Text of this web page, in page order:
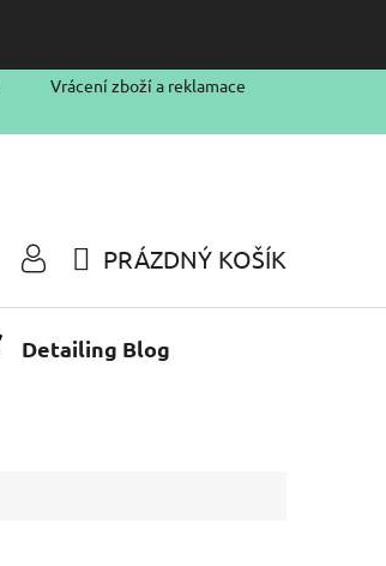
Vrácení zboží a reklamace
KOŠÍK
PRÁZDNÝ KOŠÍK
Detailing Blog